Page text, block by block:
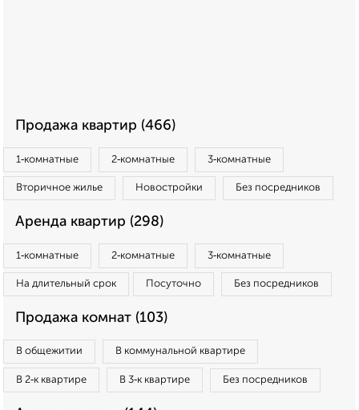
Продажа квартир (466)
1‑комнатные 2‑комнатные 3‑комнатные
Вторичное жилье Новостройки Без посредников
Аренда квартир (298)
1‑комнатные 2‑комнатные 3‑комнатные
На длительный срок Посуточно Без посредников
Продажа комнат (103)
В общежитии В коммунальной квартире
В 2‑к квартире В 3‑к квартире Без посредников